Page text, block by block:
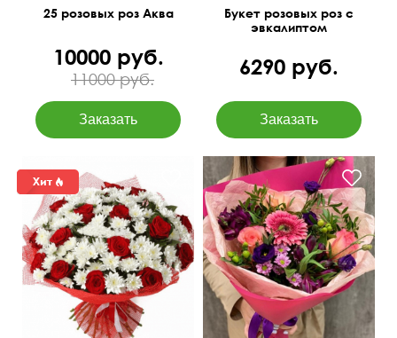
25 розовых роз Аква
10000 руб.
11000 руб.
Букет розовых роз с
эвкалиптом
6290 руб.
Сборная композиция